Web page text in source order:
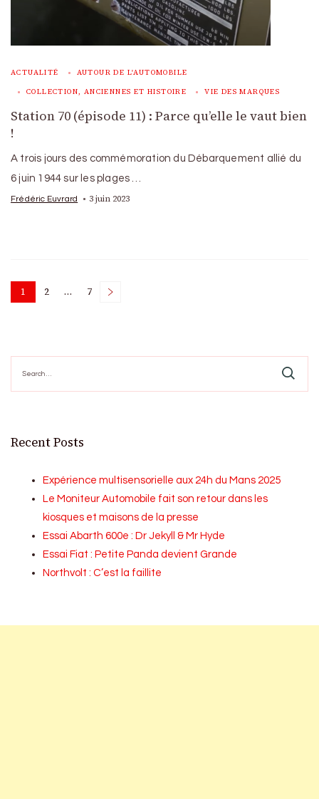
ACTUALITÉ AUTOUR DE L'AUTOMOBILE
COLLECTION, ANCIENNES ET HISTOIRE VIE DES MARQUES
Station 70 (épisode 11) : Parce qu’elle le vaut bien
!
A trois jours des commémoration du Débarquement allié du
6 juin 1944 sur les plages …
Frédéric Euvrard 3 juin 2023
Posts
Page
1 Page
2 … Page
7
for:
Recent Posts
Expérience multisensorielle aux 24h du Mans 2025
Le Moniteur Automobile fait son retour dans les
kiosques et maisons de la presse
Essai Abarth 600e : Dr Jekyll & Mr Hyde
Essai Fiat : Petite Panda devient Grande
Northvolt : C’est la faillite